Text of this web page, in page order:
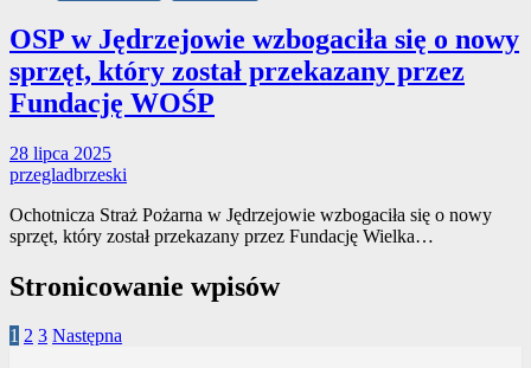
OSP w Jędrzejowie wzbogaciła się o nowy
sprzęt, który został przekazany przez
Fundację WOŚP
28 lipca 2025
przegladbrzeski
Ochotnicza Straż Pożarna w Jędrzejowie wzbogaciła się o nowy
sprzęt, który został przekazany przez Fundację Wielka…
Stronicowanie wpisów
1 2 3 Następna